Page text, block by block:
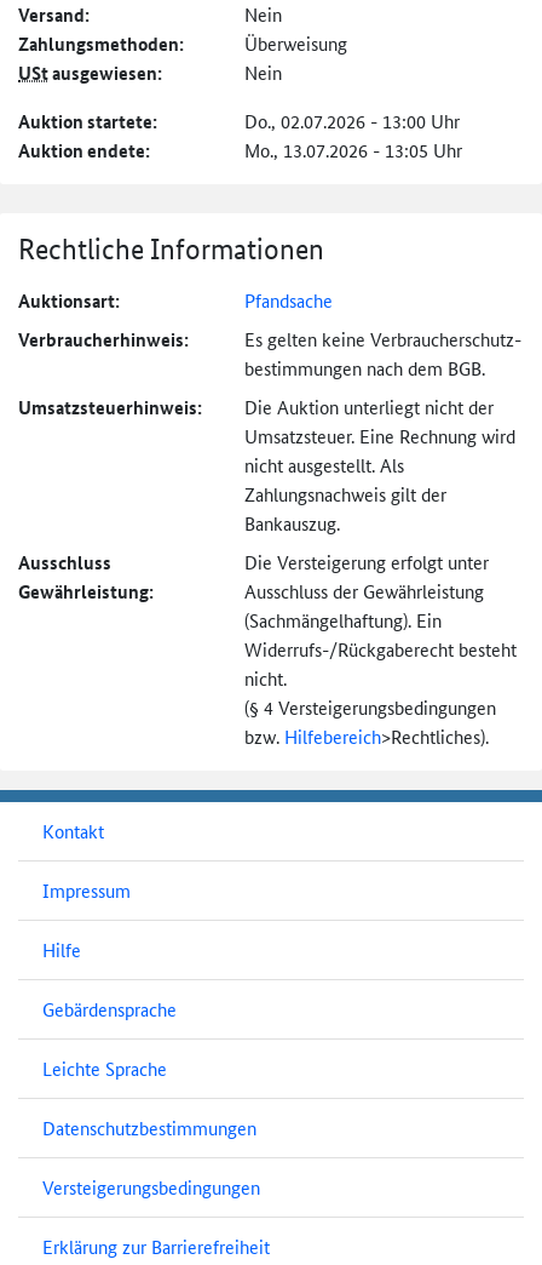
Versand: Nein
Zahlungs­methoden: Überweisung
UStausgewiesen: Nein
Auktion startete: Do., 02.07.2026 - 13:00 Uhr
Auktion endete: Mo., 13.07.2026 - 13:05 Uhr
Rechtliche Informationen
Auktionsart: Pfandsache
Verbraucher­hinweis:
Es gelten keine Verbraucher­schutz­
bestimmungen nach dem BGB.
Umsatzsteuer­hinweis:
Die Auktion unterliegt nicht der
Umsatzsteuer. Eine Rechnung wird
nicht ausgestellt. Als
Zahlungsnachweis gilt der
Bankauszug.
Ausschluss
Gewährleistung:
Die Versteigerung erfolgt unter
Ausschluss der Gewährleistung
(Sachmängel­haftung). Ein
Widerrufs-/Rückgaberecht besteht
nicht.
(§ 4 Versteigerungs­bedingungen
bzw. Hilfebereich>Rechtliches).
Kontakt
Impressum
Hilfe
Gebärdensprache
Leichte Sprache
Datenschutzbestimmungen
Versteigerungsbedingungen
Erklärung zur Barrierefreiheit